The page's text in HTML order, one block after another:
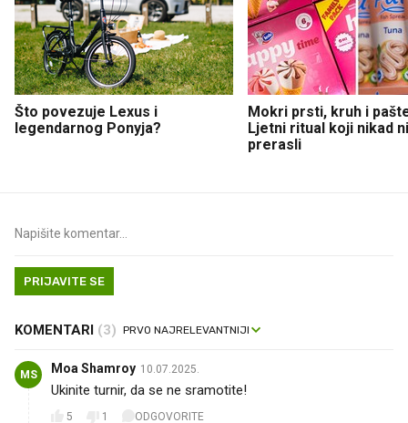
Što povezuje Lexus i
legendarnog Ponyja?
Mokri prsti, kruh i
Ljetni ritual koji nikad
prerasli
PRIJAVITE SE
KOMENTARI (3)
MS Moa Shamroy 10.07.2025.
Ukinite turnir, da se ne sramotite!
5 1
ODGOVORITE